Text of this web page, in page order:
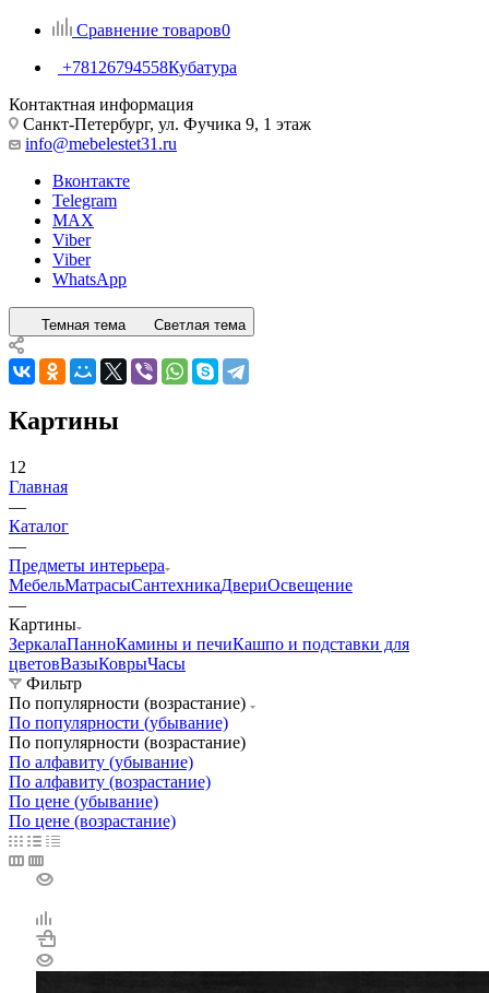
Сравнение товаров0
+78126794558Кубатура
Контактная информация
Санкт-Петербург, ул. Фучика 9, 1 этаж
info@mebelestet31.ru
Вконтакте
Telegram
MAX
Viber
Viber
WhatsApp
Темная тема Светлая тема
Картины
12
Главная
—
Каталог
—
Предметы интерьера
МебельМатрасыСантехникаДвериОсвещение
—
Картины
ЗеркалаПанноКамины и печиКашпо и подставки для
цветовВазыКоврыЧасы
Фильтр
По популярности (возрастание)
По популярности (убывание)
По популярности (возрастание)
По алфавиту (убывание)
По алфавиту (возрастание)
По цене (убывание)
По цене (возрастание)